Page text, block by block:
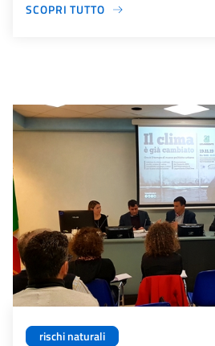
SCOPRI TUTTO
rischi naturali